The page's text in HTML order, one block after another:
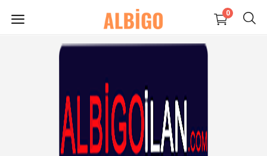
0
Süpermarket-Petshop